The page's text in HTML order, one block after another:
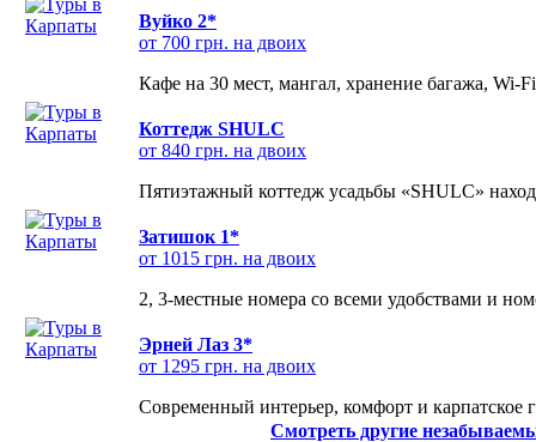
Вуйко 2*
от 700 грн. на двоих
Кафе на 30 мест, мангал, хранение багажа, Wi-
Коттедж SHULC
от 840 грн. на двоих
Пятиэтажный коттедж усадьбы «SHULC»
Затишок 1*
от 1015 грн. на двоих
2, 3-местные номера со всеми удобствами и
Эрней Лаз 3*
от 1295 грн. на двоих
Современный интерьер, комфорт и карпатское
Смотреть другие